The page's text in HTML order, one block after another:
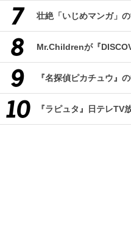
壮絶「いじめマンガ」
Mr.Childrenが『
『名探偵ピカチュウ』
『ラピュタ』日テレTV